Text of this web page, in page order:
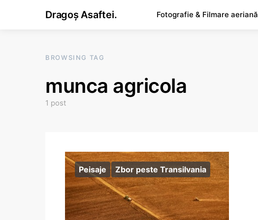
Dragoș Asaftei. Fotografie & Filmare aeriană
BROWSING TAG
munca agricola
1 post
Peisaje Zbor peste Transilvania